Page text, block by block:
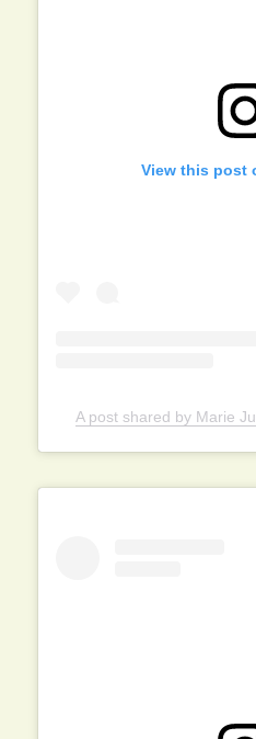
View this post
A post shared by Marie